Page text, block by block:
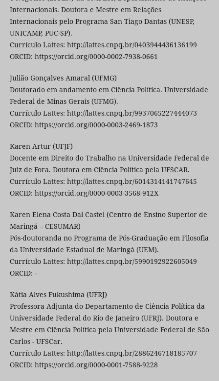
Internacionais. Doutora e Mestre em Relações
Internacionais pelo Programa San Tiago Dantas (UNESP,
UNICAMP, PUC-SP).
Currículo Lattes: http://lattes.cnpq.br/0403944436136199
ORCID: https://orcid.org/0000-0002-7938-0661
Julião Gonçalves Amaral (UFMG)
Doutorado em andamento em Ciência Política. Universidade
Federal de Minas Gerais (UFMG).
Currículo Lattes: http://lattes.cnpq.br/9937065227444073
ORCID: https://orcid.org/0000-0003-2469-1873
Karen Artur (UFJF)
Docente em Direito do Trabalho na Universidade Federal de
Juiz de Fora. Doutora em Ciência Política pela UFSCAR.
Currículo Lattes: http://lattes.cnpq.br/6014314141747645
ORCID: https://orcid.org/0000-0003-3568-912X
Karen Elena Costa Dal Castel (Centro de Ensino Superior de
Maringá – CESUMAR)
Pós-doutoranda no Programa de Pós-Graduação em Filosofia
da Universidade Estadual de Maringá (UEM).
Currículo Lattes: http://lattes.cnpq.br/5990192922605049
ORCID: -
Kátia Alves Fukushima (UFRJ)
Professora Adjunta do Departamento de Ciência Política da
Universidade Federal do Rio de Janeiro (UFRJ). Doutora e
Mestre em Ciência Política pela Universidade Federal de São
Carlos - UFSCar.
Currículo Lattes: http://lattes.cnpq.br/2886246718185707
ORCID: https://orcid.org/0000-0001-7588-9228